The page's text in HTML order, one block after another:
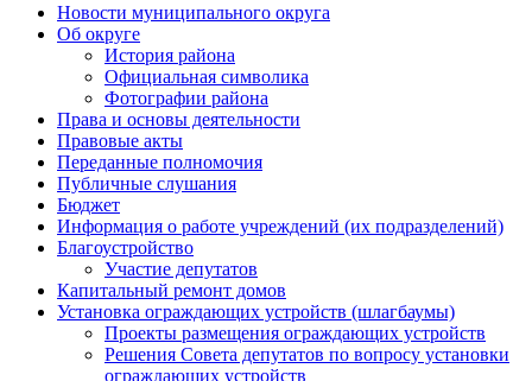
Новости муниципального округа
Об округе
История района
Официальная символика
Фотографии района
Права и основы деятельности
Правовые акты
Переданные полномочия
Публичные слушания
Бюджет
Информация о работе учреждений (их подразделений)
Благоустройство
Участие депутатов
Капитальный ремонт домов
Установка ограждающих устройств (шлагбаумы)
Проекты размещения ограждающих устройств
Решения Совета депутатов по вопросу установки
ограждающих устройств